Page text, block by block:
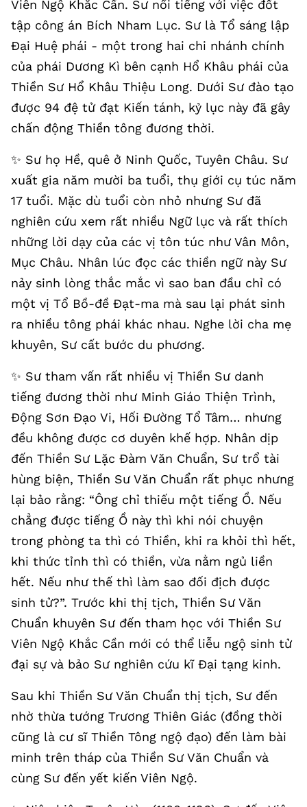
Viên Ngộ Khắc Cần. Sư nổi tiếng với việc đốt
tập công án Bích Nham Lục. Sư là Tổ sáng lập
Đại Huệ phái - một trong hai chi nhánh chính
của phái Dương Kì bên cạnh Hổ Khâu phái của
Thiền Sư Hổ Khâu Thiệu Long. Dưới Sư đào tạo
được 94 đệ tử đạt Kiến tánh, kỷ lục này đã gây
chấn động Thiền tông đương thời.
✨️ Sư họ Hề, quê ở Ninh Quốc, Tuyên Châu. Sư
xuất gia năm mười ba tuổi, thụ giới cụ túc năm
17 tuổi. Mặc dù tuổi còn nhỏ nhưng Sư đã
nghiên cứu xem rất nhiều Ngữ lục và rất thích
những lời dạy của các vị tôn túc như Vân Môn,
Mục Châu. Nhân lúc đọc các thiền ngữ này Sư
nảy sinh lòng thắc mắc vì sao ban đầu chỉ có
một vị Tổ Bồ-đề Đạt-ma mà sau lại phát sinh
ra nhiều tông phái khác nhau. Nghe lời cha mẹ
khuyên, Sư cất bước du phương.
✨️ Sư tham vấn rất nhiều vị Thiền Sư danh
tiếng đương thời như Minh Giáo Thiện Trình,
Động Sơn Đạo Vi, Hối Đường Tổ Tâm… nhưng
đều không được cơ duyên khế hợp. Nhân dịp
đến Thiền Sư Lặc Đàm Văn Chuẩn, Sư trổ tài
hùng biện, Thiền Sư Văn Chuẩn rất phục nhưng
lại bảo rằng: “Ông chỉ thiếu một tiếng Ồ. Nếu
chẳng được tiếng Ồ này thì khi nói chuyện
trong phòng ta thì có Thiền, khi ra khỏi thì hết,
khi thức tỉnh thì có thiền, vừa nằm ngủ liền
hết. Nếu như thế thì làm sao đối địch được
sinh tử?”. Trước khi thị tịch, Thiền Sư Văn
Chuẩn khuyên Sư đến tham học với Thiền Sư
Viên Ngộ Khắc Cần mới có thể liễu ngộ sinh tử
đại sự và bảo Sư nghiên cứu kĩ Đại tạng kinh.
Sau khi Thiền Sư Văn Chuẩn thị tịch, Sư đến
nhờ thừa tướng Trương Thiên Giác (đồng thời
cũng là cư sĩ Thiền Tông ngộ đạo) đến làm bài
minh trên tháp của Thiền Sư Văn Chuẩn và
cùng Sư đến yết kiến Viên Ngộ.